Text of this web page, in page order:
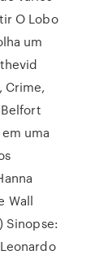
O Lobo
um
Crime,
uma
Wall
Sinopse: